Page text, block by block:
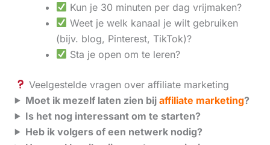
Kun je 30 minuten per dag vrijmaken?
Weet je welk kanaal je wilt gebruiken
(bijv. blog, Pinterest, TikTok)?
Sta je open om te leren?
Veelgestelde vragen over affiliate marketing
Moet ik mezelf laten zien bij affiliate marketing?
Is het nog interessant om te starten?
Heb ik volgers of een netwerk nodig?